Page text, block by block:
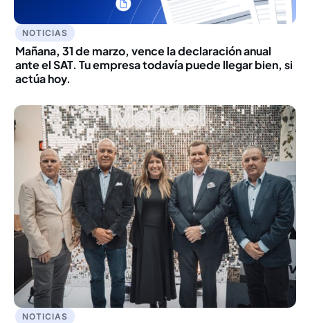
NOTICIAS
Mañana, 31 de marzo, vence la declaración anual
ante el SAT. Tu empresa todavía puede llegar bien, si
actúa hoy.
NOTICIAS